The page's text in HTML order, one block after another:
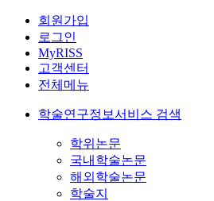
회원가입
로그인
MyRISS
고객센터
전체메뉴
학술연구정보서비스 검색
학위논문
국내학술논문
해외학술논문
학술지